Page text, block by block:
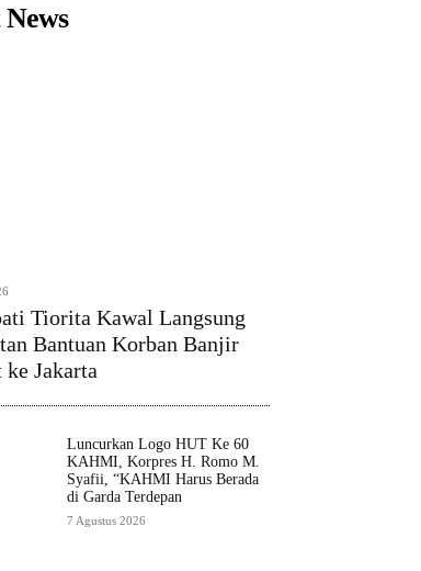
Tiorita Kawal Langsung
Bantuan Korban Banjir
Jakarta
Luncurkan Logo HUT Ke 60
KAHMI, Korpres H. Romo M.
Syafii, “KAHMI Harus Berada
di Garda Terdepan
7 Agustus 2026